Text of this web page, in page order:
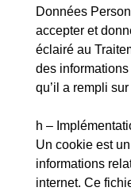
Données
accepter et
éclairé au
des
qu’il a rempli
h –
Un cookie est
informations
internet. Ce